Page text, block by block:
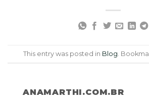
This entry was posted in Blog .
ANAMARTHI.COM.BR